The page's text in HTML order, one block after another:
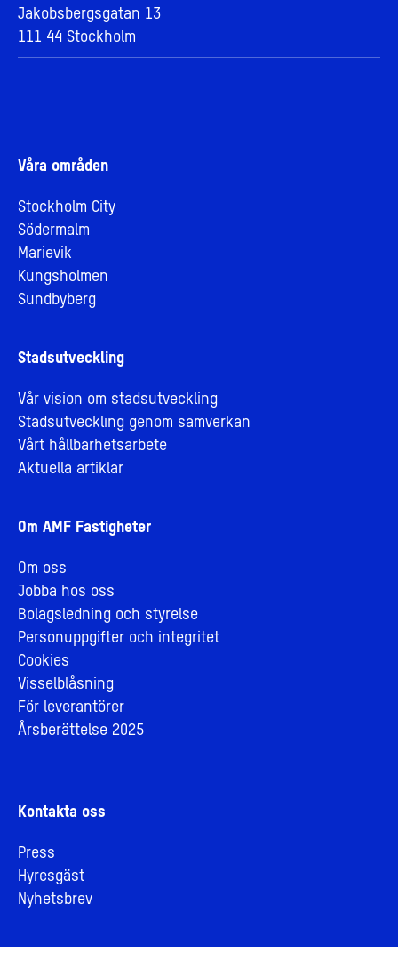
Jakobsbergsgatan 13
111 44 Stockholm
Våra områden
Stockholm City
Södermalm
Marievik
Kungsholmen
Sundbyberg
Stadsutveckling
Vår vision om stadsutveckling
Stadsutveckling genom samverkan
Vårt hållbarhetsarbete
Aktuella artiklar
Om AMF Fastigheter
Om oss
Jobba hos oss
Bolagsledning och styrelse
Personuppgifter och integritet
Cookies
Visselblåsning
För leverantörer
Årsberättelse 2025
Kontakta oss
Press
Hyresgäst
Nyhetsbrev